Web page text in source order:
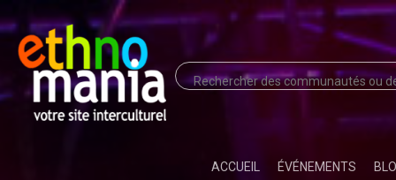
ACCUEIL ÉVÉNEMENTS